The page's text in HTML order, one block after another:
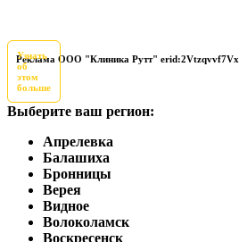
Реклама ООО "Клиника Рутт" erid:2Vtzqvvf7Vx
Узнать
об
этом
больше
Выберите ваш регион:
Апрелевка
Балашиха
Бронницы
Верея
Видное
Волоколамск
Воскресенск